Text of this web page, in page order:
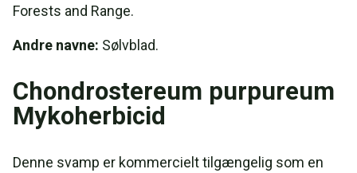
Forests and Range.
Andre navne: Sølvblad.
Chondrostereum purpureum
Mykoherbicid
Denne svamp er kommercielt tilgængelig som en